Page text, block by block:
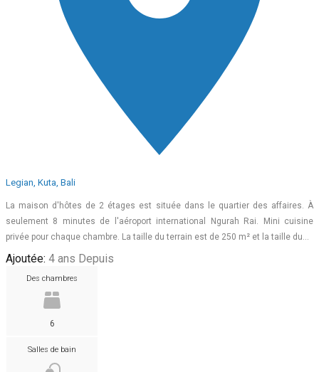
Legian, Kuta, Bali
La maison d'hôtes de 2 étages est située dans le quartier des affaires. À
seulement 8 minutes de l'aéroport international Ngurah Rai. Mini cuisine
privée pour chaque chambre. La taille du terrain est de 250 m² et la taille du…
Ajoutée: 4 ans Depuis
Des chambres
6
Salles de bain